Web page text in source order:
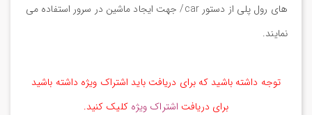
های رول پلی از دستور car/ جهت ایجاد ماشین در سرور استفاده می
نمایند.
توجه داشته باشید که برای دریافت باید اشتراک ویژه داشته باشید
برای دریافت اشتراک ویژه کلیک کنید.